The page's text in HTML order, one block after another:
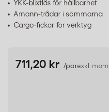
YKK-blixtlås för hållbarhet
Amann-trådar i sömmarna
Cargo-fickor för verktyg
711,20 kr /parexkl.